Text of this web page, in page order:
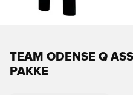
TEAM ODENSE Q
PAKKE